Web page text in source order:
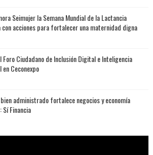
Seimujer la Semana Mundial de la Lactancia
con acciones para fortalecer una maternidad digna
Foro Ciudadano de Inclusión Digital e Inteligencia
Ceconexpo
administrado fortalece negocios y economía
Financia